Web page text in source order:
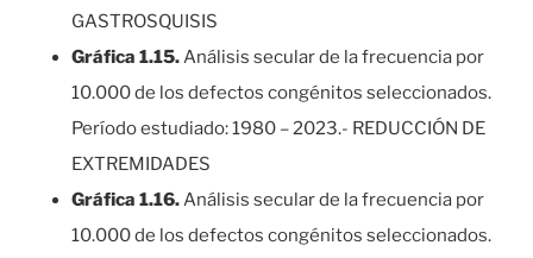
GASTROSQUISIS
Gráfica 1.15.Análisis secular de la frecuencia por
10.000 de los defectos congénitos seleccionados.
Período estudiado: 1980 – 2023.- REDUCCIÓN DE
EXTREMIDADES
Gráfica 1.16.Análisis secular de la frecuencia por
10.000 de los defectos congénitos seleccionados.